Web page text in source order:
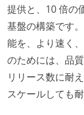
提供と、10 倍の
基盤の構築です
能を、より速く
のためには、品
リリース数に耐
スケールしても